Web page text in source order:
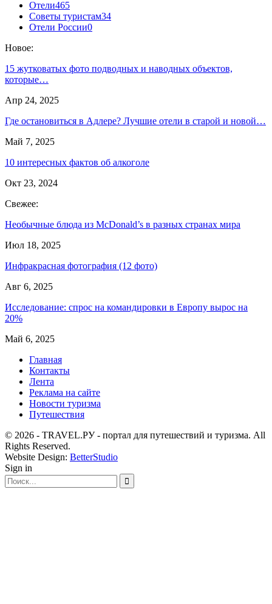
Отели465
Советы туристам34
Отели России0
Новое:
15 жутковатых фото подводных и наводных объектов,
которые…
Апр 24, 2025
Где остановиться в Адлере? Лучшие отели в старой и новой…
Май 7, 2025
10 интересных фактов об алкоголе
Окт 23, 2024
Свежее:
Необычные блюда из McDonald’s в разных странах мира
Июл 18, 2025
Инфракрасная фотография (12 фото)
Авг 6, 2025
Исследование: спрос на командировки в Европу вырос на
20%
Май 6, 2025
Главная
Контакты
Лента
Реклама на сайте
Новости туризма
Путешествия
© 2026 - TRAVEL.РУ - портал для путешествий и туризма. All
Rights Reserved.
Website Design: BetterStudio
Sign in